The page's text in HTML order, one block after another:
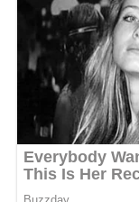
Belieben mit
auffrischen. Die
sollte aber vor
durchgerührt
Nährwerte
Pro Portion (ca.